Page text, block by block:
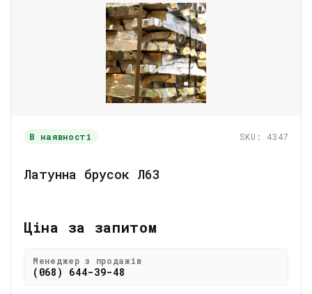
В наявності SKU: 4347
Латунна брусок Л63
Ціна за запитом
Менеджер з продажів
(068) 644-39-48